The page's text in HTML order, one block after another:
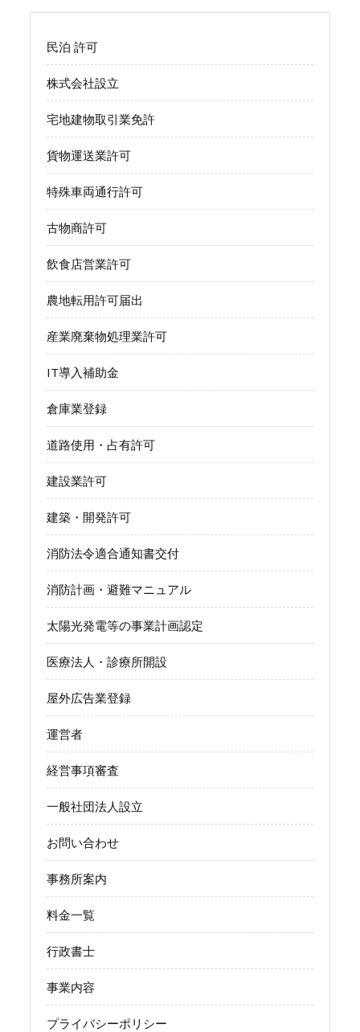
民泊 許可
株式会社設立
宅地建物取引業免許
貨物運送業許可
特殊車両通行許可
古物商許可
飲食店営業許可
農地転用許可届出
産業廃棄物処理業許可
IT導入補助金
倉庫業登録
道路使用・占有許可
建設業許可
建築・開発許可
消防法令適合通知書交付
消防計画・避難マニュアル
太陽光発電等の事業計画認定
医療法人・診療所開設
屋外広告業登録
運営者
経営事項審査
一般社団法人設立
お問い合わせ
事務所案内
料金一覧
行政書士
事業内容
プライバシーポリシー